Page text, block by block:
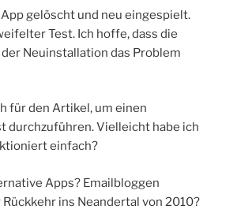
gelöscht und neu eingespielt.
Test. Ich hoffe, dass die
Neuinstallation das Problem
für den Artikel, um einen
durchzuführen. Vielleicht habe ich
einfach?
Apps? Emailbloggen
ins Neandertal von 2010?